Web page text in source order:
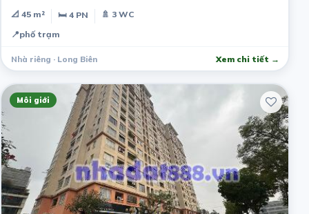
📐 45 m² 🛏 4 PN
🚿 3 WC
📍phố trạm
Nhà riêng · Long Biên Xem chi tiết →
Môi giới